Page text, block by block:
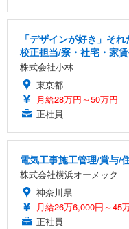
「デザインが好き」そ
校正担当/寮・社宅・家
株式会社小林
東京都
月給28万円～50万円
正社員
電気工事施工管理/賞与/
株式会社横浜オーメック
神奈川県
月給26万6,000円～45
正社員